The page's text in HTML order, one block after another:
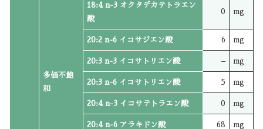
多価不飽
和
18:4 n-3 オクタデカテトラエン
酸
0 mg
20:2 n-6 イコサジエン酸 6 mg
20:3 n-3 イコサトリエン酸 – mg
20:3 n-6 イコサトリエン酸 5 mg
20:4 n-3 イコサテトラエン酸 0 mg
20:4 n-6 アラキドン酸 68 mg